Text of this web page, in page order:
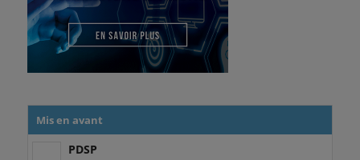
Mis en avant
PDSP